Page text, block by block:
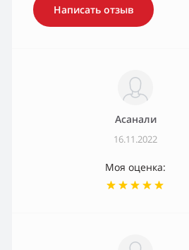
Написать отзыв
Асанали
16.11.2022
Моя оценка: